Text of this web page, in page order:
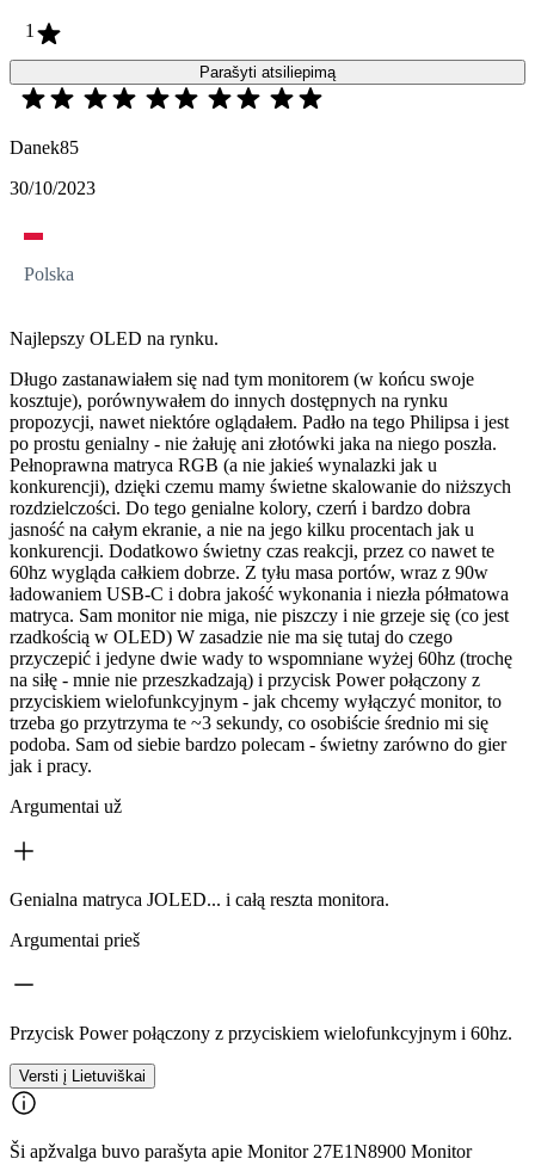
1
Parašyti atsiliepimą
Danek85
30/10/2023
Polska
Najlepszy OLED na rynku.
Długo zastanawiałem się nad tym monitorem (w końcu swoje
kosztuje), porównywałem do innych dostępnych na rynku
propozycji, nawet niektóre oglądałem. Padło na tego Philipsa i jest
po prostu genialny - nie żałuję ani złotówki jaka na niego poszła.
Pełnoprawna matryca RGB (a nie jakieś wynalazki jak u
konkurencji), dzięki czemu mamy świetne skalowanie do niższych
rozdzielczości. Do tego genialne kolory, czerń i bardzo dobra
jasność na całym ekranie, a nie na jego kilku procentach jak u
konkurencji. Dodatkowo świetny czas reakcji, przez co nawet te
60hz wygląda całkiem dobrze. Z tyłu masa portów, wraz z 90w
ładowaniem USB-C i dobra jakość wykonania i niezła półmatowa
matryca. Sam monitor nie miga, nie piszczy i nie grzeje się (co jest
rzadkością w OLED) W zasadzie nie ma się tutaj do czego
przyczepić i jedyne dwie wady to wspomniane wyżej 60hz (trochę
na siłę - mnie nie przeszkadzają) i przycisk Power połączony z
przyciskiem wielofunkcyjnym - jak chcemy wyłączyć monitor, to
trzeba go przytrzyma te ~3 sekundy, co osobiście średnio mi się
podoba. Sam od siebie bardzo polecam - świetny zarówno do gier
jak i pracy.
Argumentai už
Genialna matryca JOLED... i całą reszta monitora.
Argumentai prieš
Przycisk Power połączony z przyciskiem wielofunkcyjnym i 60hz.
Versti į Lietuviškai
Ši apžvalga buvo parašyta apie Monitor 27E1N8900 Monitor